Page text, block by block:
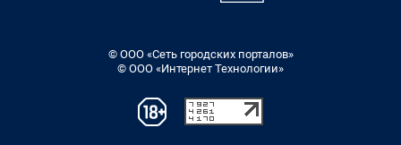
© ООО «Сеть городских порталов»
© ООО «Интернет Технологии»